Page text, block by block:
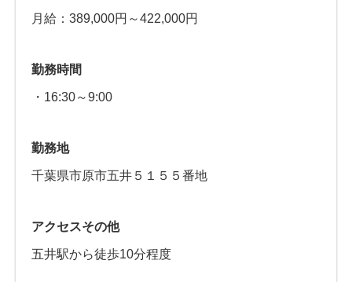
月給：389,000円～422,000円
勤務時間
・16:30～9:00
勤務地
千葉県市原市五井５１５５番地
アクセスその他
五井駅から徒歩10分程度